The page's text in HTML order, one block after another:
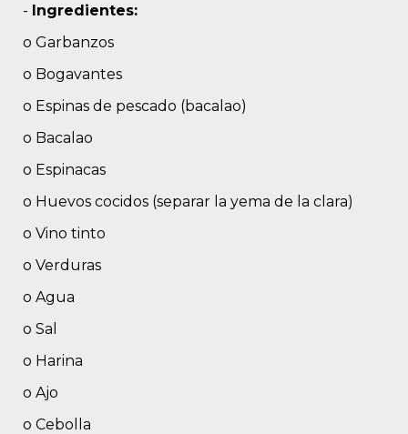
- Ingredientes:
o Garbanzos
o Bogavantes
o Espinas de pescado (bacalao)
o Bacalao
o Espinacas
o Huevos cocidos (separar la yema de la clara)
o Vino tinto
o Verduras
o Agua
o Sal
o Harina
o Ajo
o Cebolla